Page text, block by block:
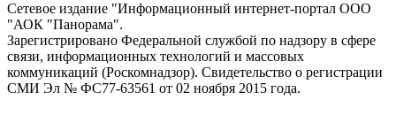
Сетевое издание "Информационный интернет-портал ООО
"АОК "Панорама".
Зарегистрировано Федеральной службой по надзору в сфере
связи, информационных технологий и массовых
коммуникаций (Роскомнадзор). Cвидетельство о регистрации
СМИ Эл № ФС77-63561 от 02 ноября 2015 года.